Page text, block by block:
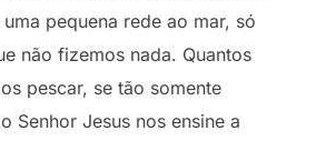
pequena rede ao mar, só
não fizemos nada. Quantos
pescar, se tão somente
Senhor Jesus nos ensine a